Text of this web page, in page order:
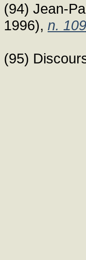
(94) Jean-
1996), n. 109
(95)